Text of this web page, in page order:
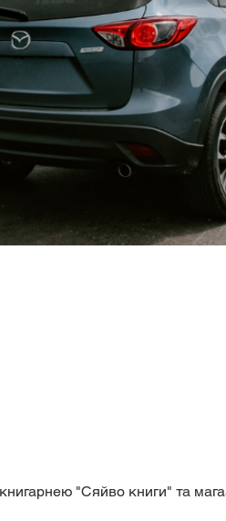
"Сяйво книги" та